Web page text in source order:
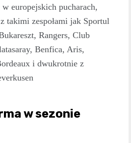
w europejskich pucharach,
takimi zespołami jak Sportul
Rangers, Club
Benfica, Aris,
i dwukrotnie z
w sezonie